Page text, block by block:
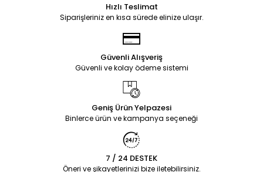
Hızlı Teslimat
Siparişleriniz en kısa sürede elinize ulaşır.
Güvenli Alışveriş
Güvenli ve kolay ödeme sistemi
Geniş Ürün Yelpazesi
Binlerce ürün ve kampanya seçeneği
7 / 24 DESTEK
Öneri ve şikayetlerinizi bize iletebilirsiniz.